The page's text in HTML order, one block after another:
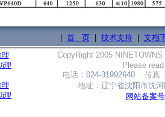
首 页| 技术支持| 文档
CopyRight 2005 NINETOWNS
Please
电话： 024-31992640 传真
地址： 辽宁省沈阳市沈
网站备案